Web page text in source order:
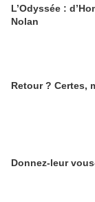
L’Odyssée :
Nolan
Retour ? Certes,
Donnez-leur